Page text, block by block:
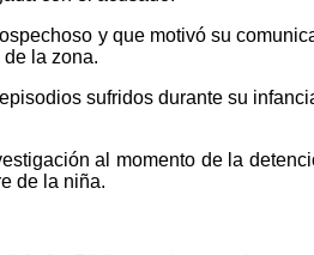
y que motivó su
la zona.
sufridos durante su
al momento de la
de la niña.